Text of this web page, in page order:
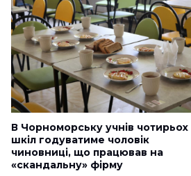
В Чорноморську учнів чотирьох
шкіл годуватиме чоловік
чиновниці, що працював на
«скандальну» фірму